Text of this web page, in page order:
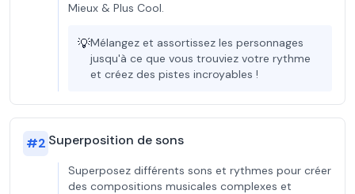
Mieux & Plus Cool.
💡Mélangez et assortissez les personnages
jusqu'à ce que vous trouviez votre rythme
et créez des pistes incroyables !
#2 Superposition de sons
Superposez différents sons et rythmes pour créer
des compositions musicales complexes et